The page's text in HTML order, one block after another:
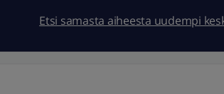
Etsi samasta aiheesta uudempi